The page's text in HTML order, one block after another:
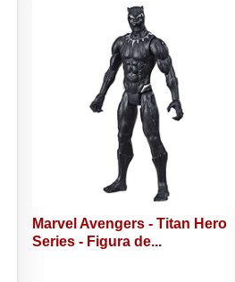
Marvel Avengers - Titan Hero
Series - Figura de...